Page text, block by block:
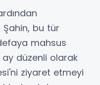
bu tür
mahsus
ay düzenli olarak
ziyaret etmeyi